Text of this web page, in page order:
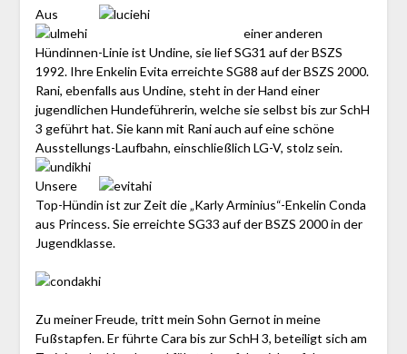
Aus
einer anderen
Hündinnen-Linie ist Undine, sie lief SG31 auf der BSZS
1992. Ihre Enkelin Evita erreichte SG88 auf der BSZS 2000.
Rani, ebenfalls aus Undine, steht in der Hand einer
jugendlichen Hundeführerin, welche sie selbst bis zur SchH
3 geführt hat. Sie kann mit Rani auch auf eine schöne
Ausstellungs-Laufbahn, einschließlich LG-V, stolz sein.
Unsere
Top-Hündin ist zur Zeit die „Karly Arminius“-Enkelin Conda
aus Princess. Sie erreichte SG33 auf der BSZS 2000 in der
Jugendklasse.
Zu meiner Freude, tritt mein Sohn Gernot in meine
Fußstapfen. Er führte Cara bis zur SchH 3, beteiligt sich am